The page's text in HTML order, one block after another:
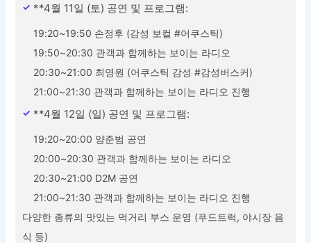
**4월 11일 (토) 공연 및 프로그램:
19:20~19:50 손정후 (감성 보컬 #어쿠스틱)
19:50~20:30 관객과 함께하는 보이는 라디오
20:30~21:00 최영원 (어쿠스틱 감성 #감성버스커)
21:00~21:30 관객과 함께하는 보이는 라디오 진행
**4월 12일 (일) 공연 및 프로그램:
19:20~20:00 양준범 공연
20:00~20:30 관객과 함께하는 보이는 라디오
20:30~21:00 D2M 공연
21:00~21:30 관객과 함께하는 보이는 라디오 진행
다양한 종류의 맛있는 먹거리 부스 운영 (푸드트럭, 야시장 음
식 등)